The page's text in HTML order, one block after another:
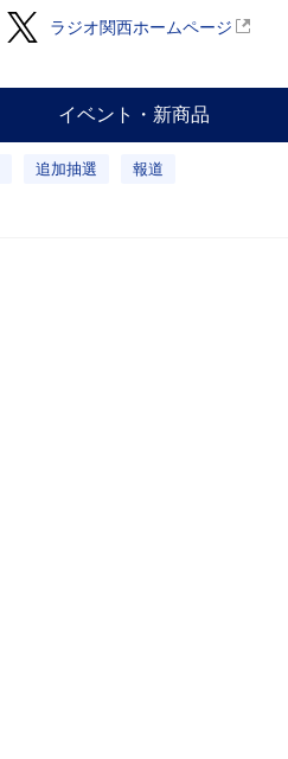
ラジオ関西ホームページ
イベント・新商品
追加抽選 報道